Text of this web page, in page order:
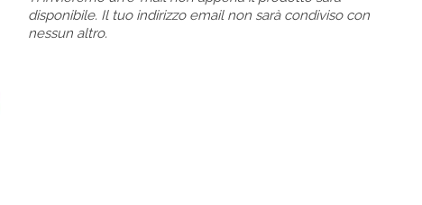
disponibile. Il tuo indirizzo email non sarà condiviso con
nessun altro.